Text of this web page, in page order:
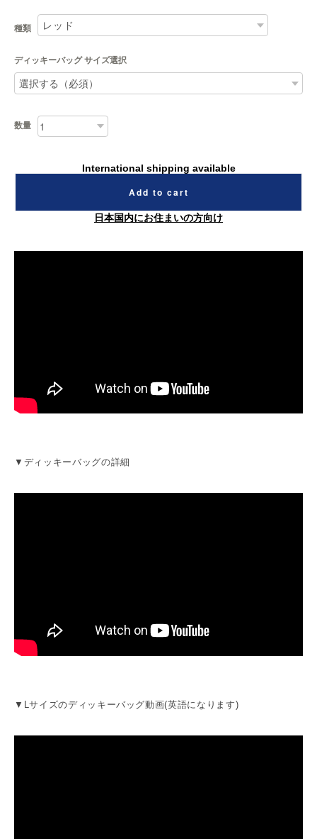
種類
ディッキーバッグ サイズ選択
数量
International shipping available
Add to cart
日本国内にお住まいの方向け
▼ディッキーバッグの詳細
▼Lサイズのディッキーバッグ動画(英語になります)